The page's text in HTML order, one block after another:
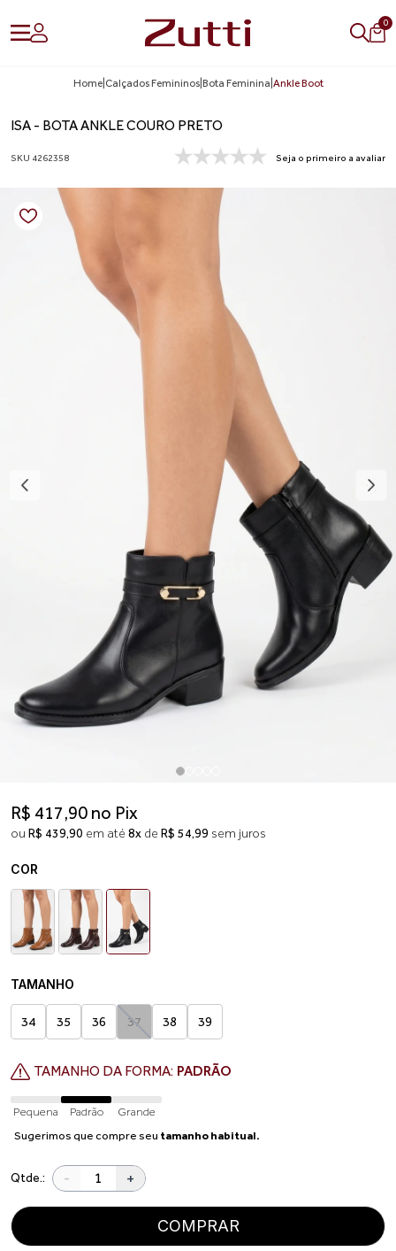
0
Home| Calçados Femininos| Bota Feminina Ankle Boot
ISA - BOTA ANKLE COURO PRETO
SKU 4262358 Seja o primeiro a avaliar
R$ 417,90 no Pix
ou R$ 439,90 em até 8x de R$ 54,99 sem juros
COR
TAMANHO
34 35 36 37 38 39
TAMANHO DA FORMA: PADRÃO
Pequena Padrão
Grande
Sugerimos que compre seu tamanho habitual.
Qtde.: - +
COMPRAR